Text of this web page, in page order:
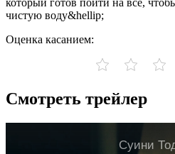
чистую воду&hellip;
Оценка касанием:
Смотреть трейлер